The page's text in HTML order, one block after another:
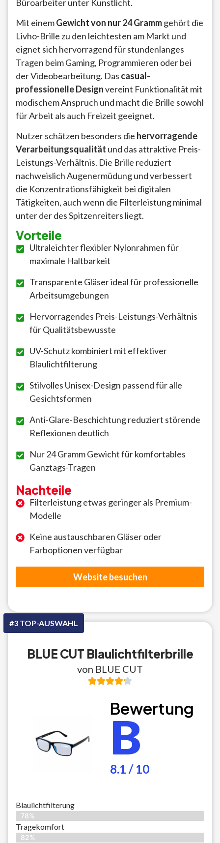
Büroarbeiter unter Kunstlicht.
Mit einemGewicht von nur 24 Grammgehört die
Livho-Brille zu den leichtesten am Markt und
eignet sich hervorragend für stundenlanges
Tragen beim Gaming, Programmieren oder bei
der Videobearbeitung. Das casual-
professionelle Designvereint Funktionalität mit
modischem Anspruch und macht die Brille sowohl
für Arbeit als auch Freizeit geeignet.
Nutzer schätzen besonders die hervorragende
Verarbeitungsqualität und das attraktive Preis-
Leistungs-Verhältnis. Die Brille reduziert
nachweislich Augenermüdung und verbessert
die Konzentrationsfähigkeit bei digitalen
Tätigkeiten, auch wenn die Filterleistung minimal
unter der des Spitzenreiters liegt.
Vorteile
Ultraleichter flexibler Nylonrahmen für
maximale Haltbarkeit
Transparente Gläser ideal für professionelle
Arbeitsumgebungen
Hervorragendes Preis-Leistungs-Verhältnis
für Qualitätsbewusste
UV-Schutz kombiniert mit effektiver
Blaulichtfilterung
Stilvolles Unisex-Design passend für alle
Gesichtsformen
Anti-Glare-Beschichtung reduziert störende
Reflexionen deutlich
Nur 24 Gramm Gewicht für komfortables
Ganztags-Tragen
Nachteile
Filterleistung etwas geringer als Premium-
Modelle
Keine austauschbaren Gläser oder
Farboptionen verfügbar
Website besuchen
#3 TOP-AUSWAHL
BLUE CUT Blaulichtfilterbrille
von BLUE CUT
Bewertung
B
8.1 / 10
Blaulichtfilterung
78%
Tragekomfort
82%